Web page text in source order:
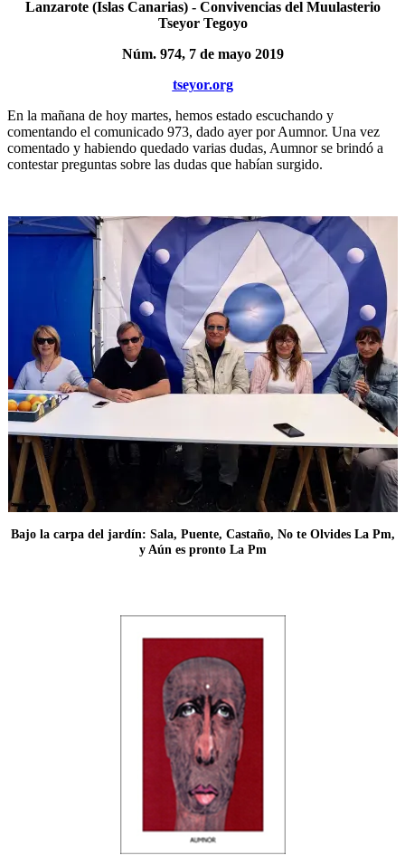
Lanzarote (Islas Canarias) - Convivencias del Muulasterio
Tseyor Tegoyo
Núm. 974, 7 de mayo 2019
tseyor.org
En la mañana de hoy martes, hemos estado escuchando y
comentando el comunicado 973, dado ayer por Aumnor. Una vez
comentado y habiendo quedado varias dudas, Aumnor se brindó a
contestar preguntas sobre las dudas que habían surgido.
Bajo la carpa del jardín: Sala, Puente, Castaño, No te Olvides La Pm,
y Aún es pronto La Pm